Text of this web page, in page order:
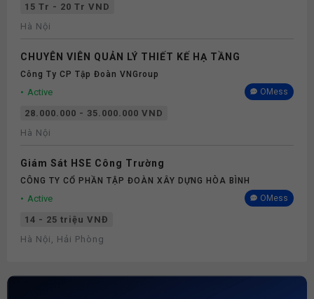
15 Tr - 20 Tr VND
Hà Nội
CHUYÊN VIÊN QUẢN LÝ THIẾT KẾ HẠ TẦNG
Công Ty CP Tập Đoàn VNGroup
Active OMess
28.000.000 - 35.000.000 VND
Hà Nội
Giám Sát HSE Công Trường
CÔNG TY CỔ PHẦN TẬP ĐOÀN XÂY DỰNG HÒA BÌNH
Active OMess
14 - 25 triệu VNĐ
Hà Nội, Hải Phòng